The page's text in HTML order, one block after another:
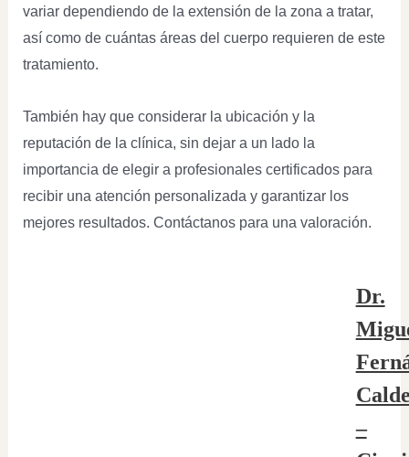
variar dependiendo de la extensión de la zona a tratar,
así como de cuántas áreas del cuerpo requieren de este
tratamiento.
También hay que considerar la ubicación y la
reputación de la clínica, sin dejar a un lado la
importancia de elegir a profesionales certificados para
recibir una atención personalizada y garantizar los
mejores resultados. Contáctanos para una valoración.
Dr.
–